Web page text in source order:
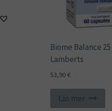
Biome Balance 25
Lamberts
53,90€
Läs mer